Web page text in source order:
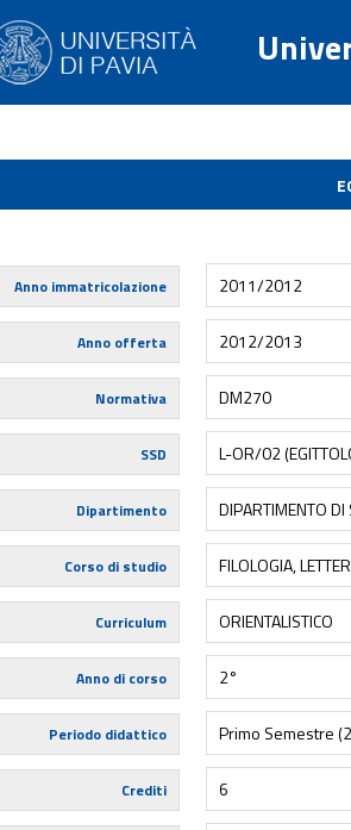
Anno immatricolazione 2011/2012
Anno offerta 2012/2013
Normativa DM270
SSD L-OR/02
Dipartimento DIPARTIMENTO
Corso di studio FILOLOGIA,
Curriculum ORIENTALISTICO
Anno di corso 2°
Periodo didattico Primo Semestre
Crediti 6